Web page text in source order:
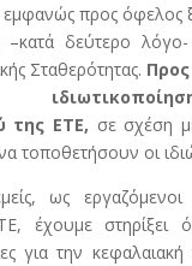
προς όφελος
–κατά δεύτερο
Σταθερότητας.
της ΕΤΕ, σε σχέση
τοποθετήσουν οι
ως
έχουμε στηρίξει
για την